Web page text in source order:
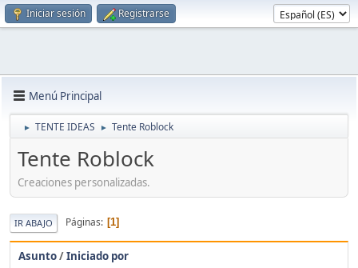
Iniciar sesión Registrarse
Menú Principal
► TENTE IDEAS ► Tente Roblock
Tente Roblock
Creaciones personalizadas.
IR ABAJO Páginas 1
Asunto/Iniciado por